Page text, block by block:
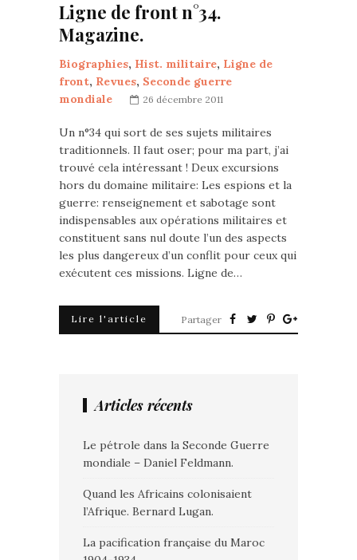
Ligne de front n°34.
Magazine.
Biographies, Hist. militaire, Ligne de
front, Revues, Seconde guerre
mondiale
26 décembre 2011
Un n°34 qui sort de ses sujets militaires
traditionnels. Il faut oser; pour ma part, j’ai
trouvé cela intéressant ! Deux excursions
hors du domaine militaire: Les espions et la
guerre: renseignement et sabotage sont
indispensables aux opérations militaires et
constituent sans nul doute l’un des aspects
les plus dangereux d’un conflit pour ceux qui
exécutent ces missions. Ligne de…
Lire l'article Partager
Articles récents
Le pétrole dans la Seconde Guerre
mondiale – Daniel Feldmann.
Quand les Africains colonisaient
l’Afrique. Bernard Lugan.
La pacification française du Maroc